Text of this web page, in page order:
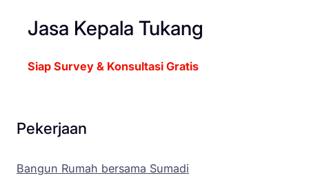
Jasa Kepala Tukang
Siap Survey & Konsultasi Gratis
Pekerjaan
Bangun Rumah bersama Sumadi